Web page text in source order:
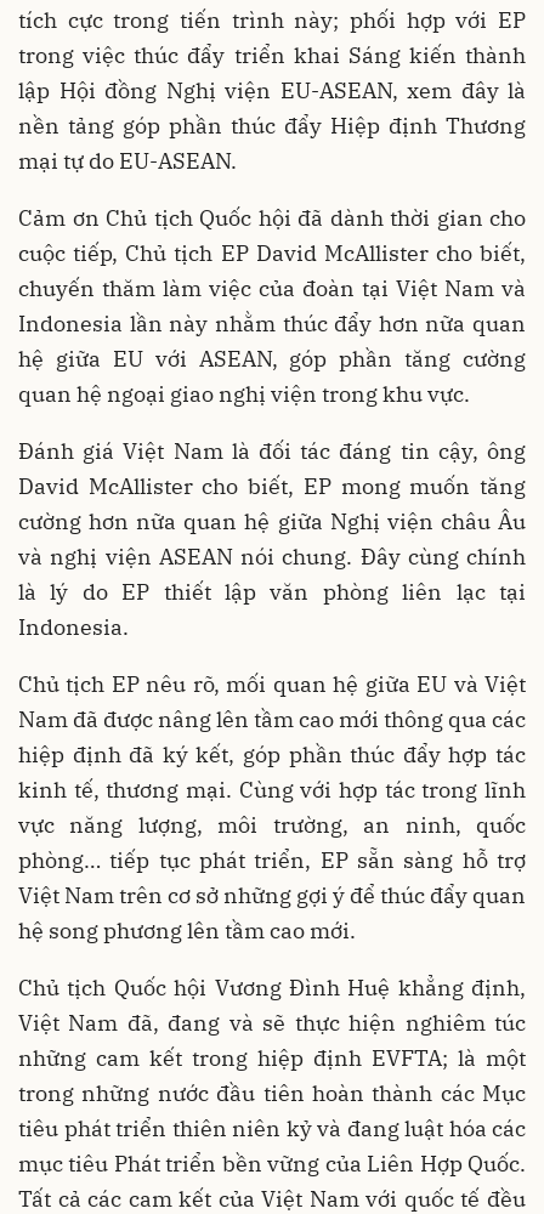
tích cực trong tiến trình này; phối hợp với EP
trong việc thúc đẩy triển khai Sáng kiến thành
lập Hội đồng Nghị viện EU-ASEAN, xem đây là
nền tảng góp phần thúc đẩy Hiệp định Thương
mại tự do EU-ASEAN.
Cảm ơn Chủ tịch Quốc hội đã dành thời gian cho
cuộc tiếp, Chủ tịch EP David McAllister cho biết,
chuyến thăm làm việc của đoàn tại Việt Nam và
Indonesia lần này nhằm thúc đẩy hơn nữa quan
hệ giữa EU với ASEAN, góp phần tăng cường
quan hệ ngoại giao nghị viện trong khu vực.
Đánh giá Việt Nam là đối tác đáng tin cậy, ông
David McAllister cho biết, EP mong muốn tăng
cường hơn nữa quan hệ giữa Nghị viện châu Âu
và nghị viện ASEAN nói chung. Đây cùng chính
là lý do EP thiết lập văn phòng liên lạc tại
Indonesia.
Chủ tịch EP nêu rõ, mối quan hệ giữa EU và Việt
Nam đã được nâng lên tầm cao mới thông qua các
hiệp định đã ký kết, góp phần thúc đẩy hợp tác
kinh tế, thương mại. Cùng với hợp tác trong lĩnh
vực năng lượng, môi trường, an ninh, quốc
phòng… tiếp tục phát triển, EP sẵn sàng hỗ trợ
Việt Nam trên cơ sở những gợi ý để thúc đẩy quan
hệ song phương lên tầm cao mới.
Chủ tịch Quốc hội Vương Đình Huệ khẳng định,
Việt Nam đã, đang và sẽ thực hiện nghiêm túc
những cam kết trong hiệp định EVFTA; là một
trong những nước đầu tiên hoàn thành các Mục
tiêu phát triển thiên niên kỷ và đang luật hóa các
mục tiêu Phát triển bền vững của Liên Hợp Quốc.
Tất cả các cam kết của Việt Nam với quốc tế đều